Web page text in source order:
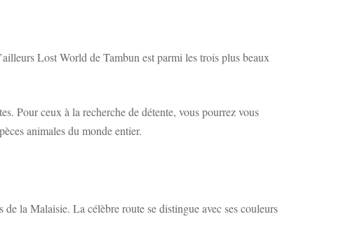
Lost World de Tambun est parmi les trois plus beaux
Pour ceux à la recherche de détente, vous pourrez vous
animales du monde entier.
la Malaisie. La célèbre route se distingue avec ses couleurs